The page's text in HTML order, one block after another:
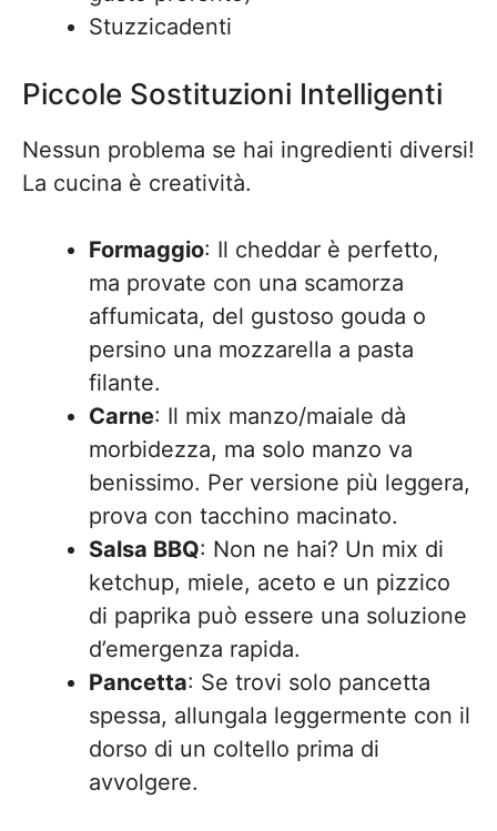
Stuzzicadenti
Piccole Sostituzioni Intelligenti
Nessun problema se hai ingredienti diversi!
La cucina è creatività.
Formaggio: Il cheddar è perfetto,
ma provate con una scamorza
affumicata, del gustoso gouda o
persino una mozzarella a pasta
filante.
Carne: Il mix manzo/maiale dà
morbidezza, ma solo manzo va
benissimo. Per versione più leggera,
prova con tacchino macinato.
Salsa BBQ: Non ne hai? Un mix di
ketchup, miele, aceto e un pizzico
di paprika può essere una soluzione
d’emergenza rapida.
Pancetta: Se trovi solo pancetta
spessa, allungala leggermente con il
dorso di un coltello prima di
avvolgere.